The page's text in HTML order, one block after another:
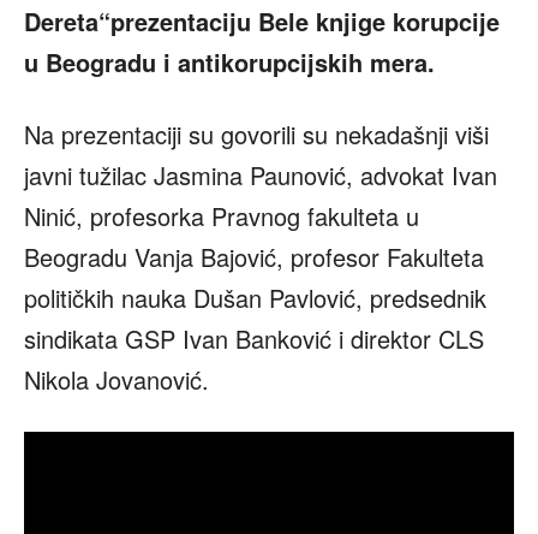
Dereta“prezentaciju Bele knjige korupcije
u Beogradu i antikorupcijskih mera.
Na prezentaciji su govorili su nekadašnji viši
javni tužilac Jasmina Paunović, advokat Ivan
Ninić, profesorka Pravnog fakulteta u
Beogradu Vanja Bajović, profesor Fakulteta
političkih nauka Dušan Pavlović, predsednik
sindikata GSP Ivan Banković i direktor CLS
Nikola Jovanović.